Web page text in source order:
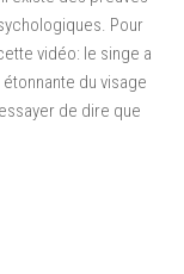
Pour
vidéo: le singe a
du visage
de dire que